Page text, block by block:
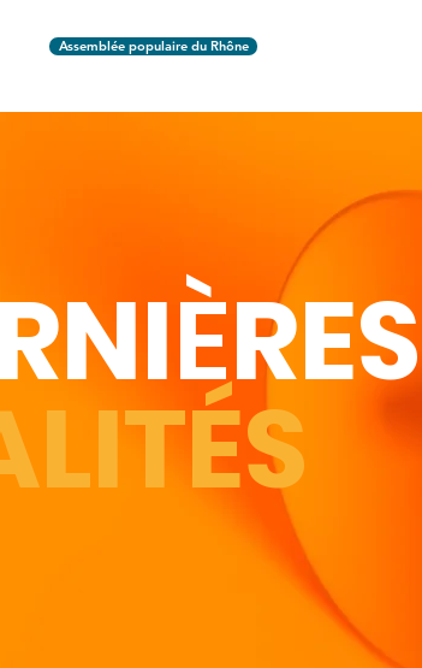
Assemblée populaire du Rhône
ÈRES